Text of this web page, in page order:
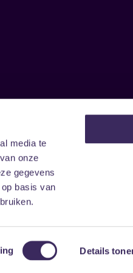
media te
onze
gegevens
basis van
Details